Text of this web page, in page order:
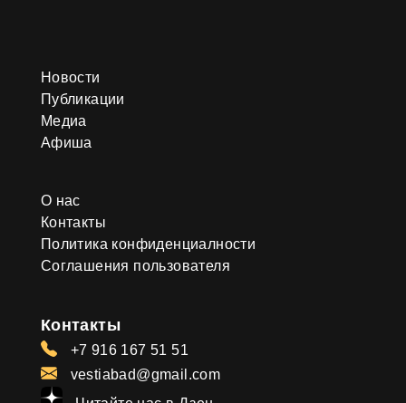
Новости
Публикации
Медиа
Афиша
О нас
Контакты
Политика конфиденциалности
Соглашения пользователя
Контакты
+7 916 167 51 51
vestiabad@gmail.com